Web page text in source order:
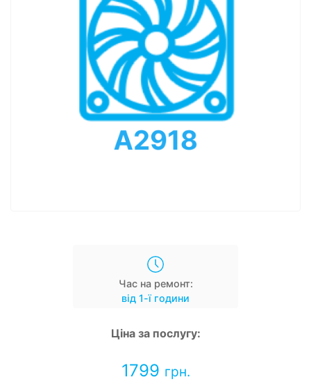
Час на ремонт:
від 1-ї години
Ціна за послугу:
1799 грн.